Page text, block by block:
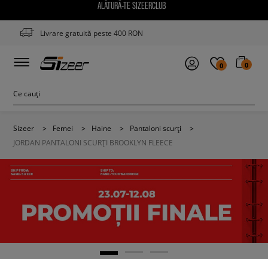
ALĂTURĂ-TE SIZEERCLUB
Livrare gratuită peste 400 RON
0 0
Sizeer > Femei > Haine > Pantaloni scurți
>
JORDAN PANTALONI SCURȚI BROOKLYN FLEECE